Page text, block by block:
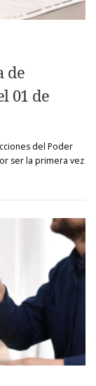
de
01 de
del Poder
ser la primera vez